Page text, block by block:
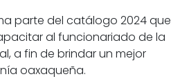
parte del catálogo 2024 que
al funcionariado de la
a fin de brindar un mejor
oaxaqueña.